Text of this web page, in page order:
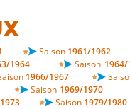
Saison1961/1962
1964 Saison 1964/
1966/1967
Saison1969/1970
Saison 1979/1980